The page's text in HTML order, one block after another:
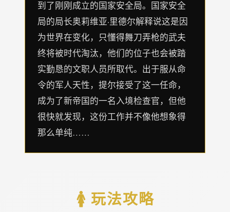
到了刚刚成立的国家安全局。国家安全
局的局长奥莉维亚·里德尔解释说这是因
为世界在变化，只懂得舞刀弄枪的武夫
终将被时代淘汰，他们的位子也会被踏
实勤恳的文职人员所取代。出于服从命
令的军人天性，提尔接受了这一任命，
成为了新帝国的一名入境检查官，但他
很快就发现，这份工作并不像他想象得
那么单纯……
🚺 玩法攻略